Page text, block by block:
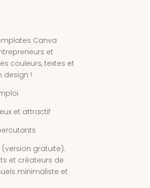
Canva
et
couleurs, textes et
design !
et attractif
gratuite).
et créateurs de
minimaliste et